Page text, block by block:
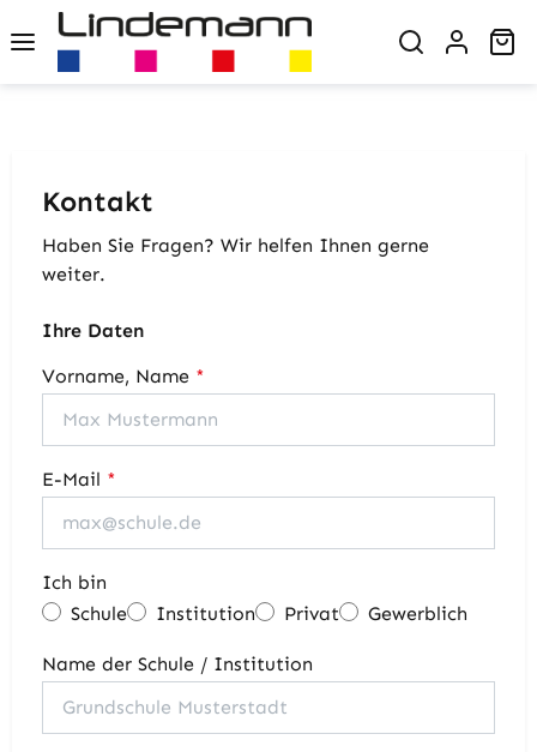
Zum Hauptinhalt springen
Kontakt
Haben Sie Fragen? Wir helfen Ihnen gerne
weiter.
Ihre Daten
Vorname, Name *
E-Mail *
Ich bin
Schule
Institution Privat Gewerblich
Name der Schule / Institution